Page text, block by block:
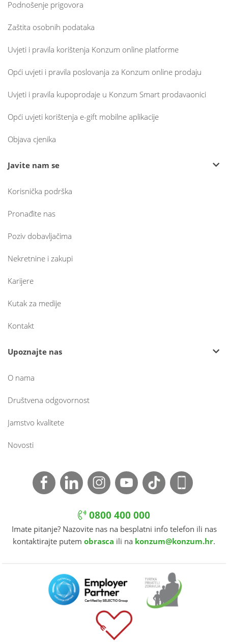
Podnošenje prigovora
Zaštita osobnih podataka
Uvjeti i pravila korištenja Konzum online platforme
Opći uvjeti i pravila poslovanja za Konzum online prodaju
Uvjeti i pravila kupoprodaje u Konzum Smart prodavaonici
Opći uvjeti korištenja e-gift mobilne aplikacije
Objava cjenika
Javite nam se
Korisnička podrška
Pronađite nas
Poziv dobavljačima
Nekretnine i zakupi
Karijere
Kutak za medije
Kontakt
Upoznajte nas
O nama
Društvena odgovornost
Jamstvo kvalitete
Novosti
0800 400 000
Imate pitanje? Nazovite nas na besplatni info telefon ili nas
kontaktirajte putem obrasca ili na konzum@konzum.hr.